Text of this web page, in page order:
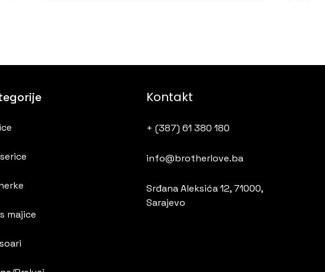
majice
Kontakt
+ (387) 61 380 180
info@brotherlove.ba
Srđana Aleksića 12, 71000,
Sarajevo